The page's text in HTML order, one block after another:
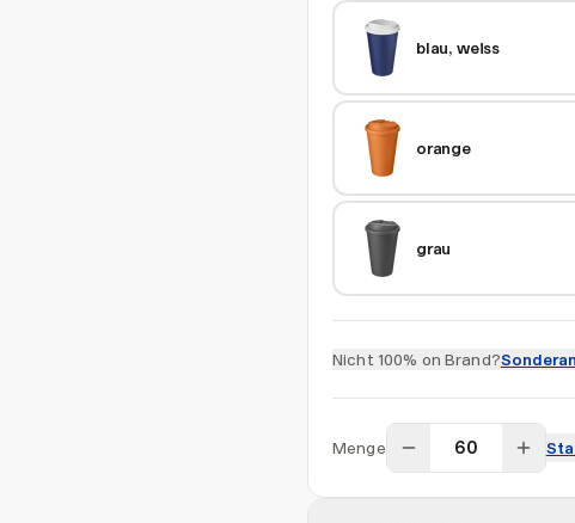
blau, weiss
orange
grau
Nicht 100% on Brand?
Menge